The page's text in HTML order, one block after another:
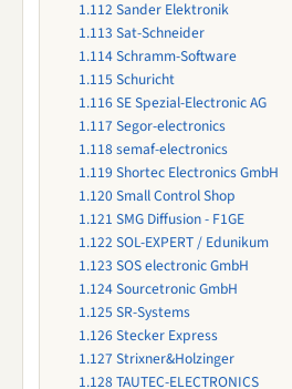
1.112 Sander Elektronik
1.113 Sat-Schneider
1.114Schramm-Software
1.115 Schuricht
1.116SE Spezial-Electronic AG
1.117 Segor-electronics
1.118 semaf-electronics
1.119 Shortec Electronics GmbH
1.120 Small Control Shop
1.121 SMG Diffusion - F1GE
1.122 SOL-EXPERT / Edunikum
1.123 SOS electronic GmbH
1.124Sourcetronic GmbH
1.125 SR-Systems
1.126Stecker Express
1.127 Strixner&Holzinger
1.128 TAUTEC-ELECTRONICS